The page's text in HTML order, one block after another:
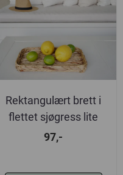
Rektangulært brett i
flettet sjøgress lite
97,-